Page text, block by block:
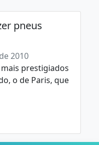
pneus
2010
prestigiados
o de Paris, que